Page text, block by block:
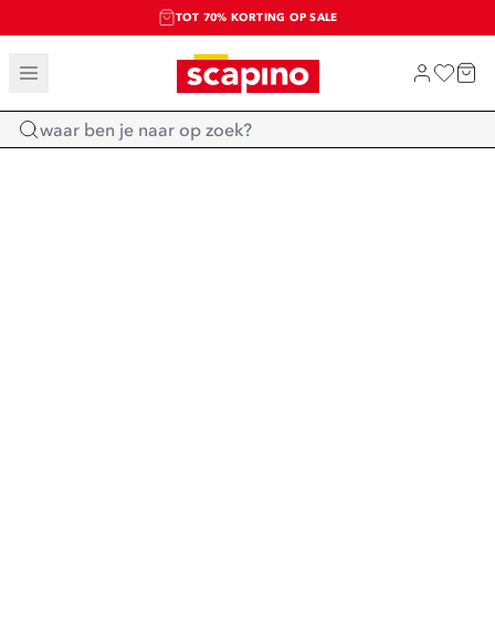
TOT 70% KORTING OP SALE
SALE: LAATSTE KANS!
SHOP NIEUW
Home